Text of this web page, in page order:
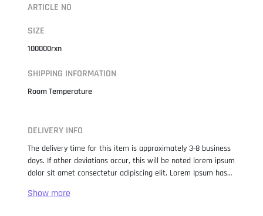
ARTICLE NO
SIZE
100000rxn
SHIPPING INFORMATION
Room Temperature
DELIVERY INFO
The delivery time for this item is approximately 3-8 business
days. If other deviations occur, this will be noted lorem ipsum
dolor sit amet consectetur adipiscing elit. Lorem Ipsum has
when an unknown printer took a galley of type and